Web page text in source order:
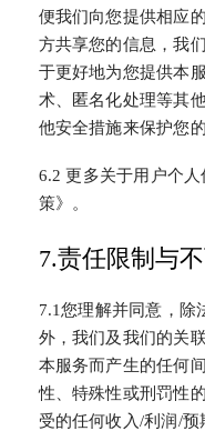
便我们向您提供相应
方共享您的信息，我
于更好地为您提供本
术、匿名化处理等其
他安全措施来保护您
6.2 更多关于用户个
策》。
7.责任限制与
7.1您理解并同意，除
外，我们及我们的关
本服务而产生的任何
性、特殊性或刑罚性
受的任何收入/利润/